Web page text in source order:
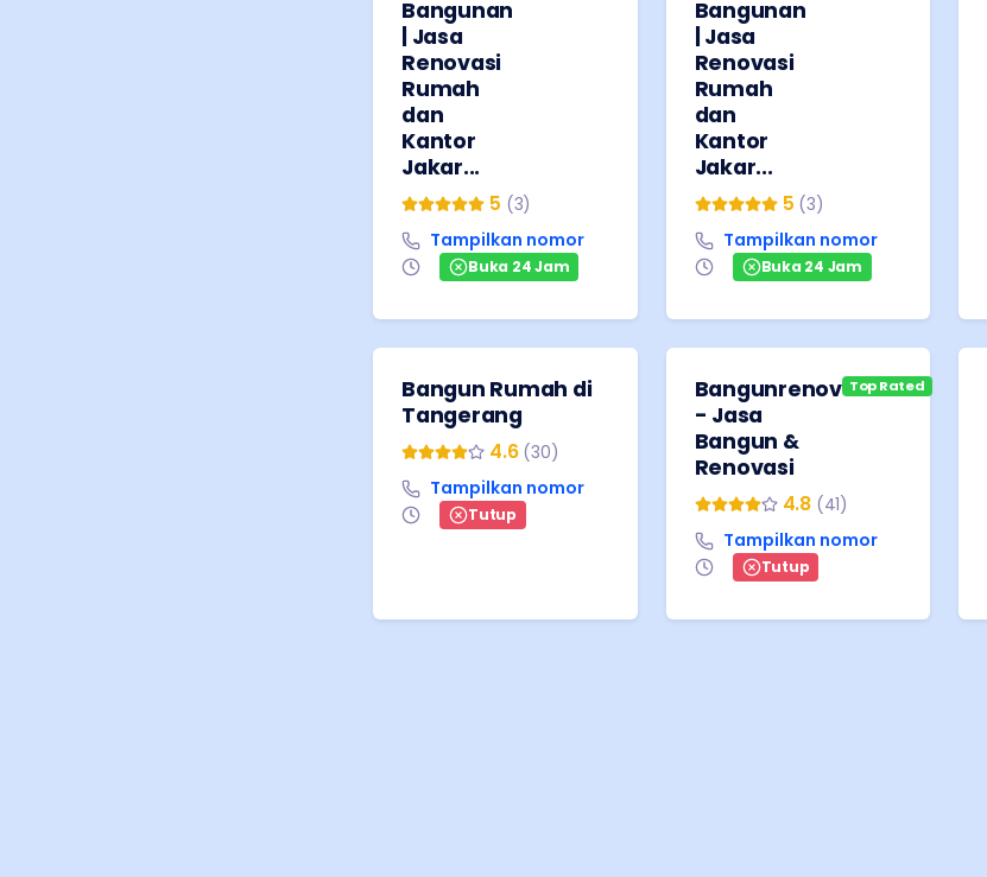
Bangunan
| Jasa
Renovasi
Rumah
dan
Kantor
Jakar...
5 (3)
Tampilkan nomor
Buka 24 Jam
Bangunan
| Jasa
Renovasi
Rumah
dan
Kantor
Jakar...
5 (3)
Tampilkan nomor
Buka 24 Jam
Bangun Rumah di
Tangerang
4.6 (30)
Tampilkan nomor
Tutup
Bangunrenov
- Jasa
Bangun &
Renovasi
Top Rated
4.8 (41)
Tampilkan nomor
Tutup